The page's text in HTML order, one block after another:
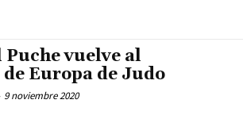
vuelve al
Europa de Judo
9 noviembre 2020